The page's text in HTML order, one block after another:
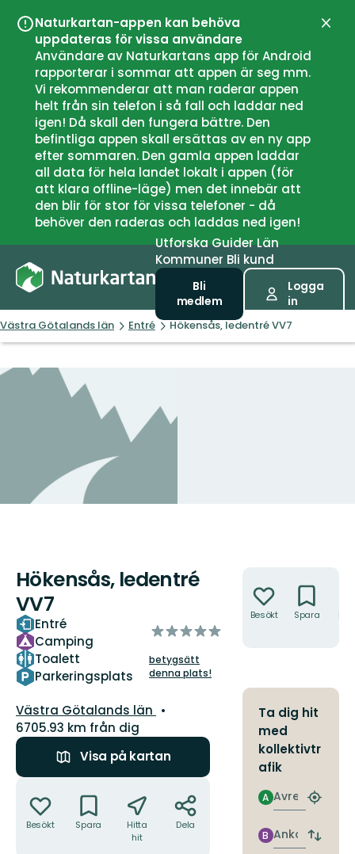
Naturkartan-appen kan behöva
uppdateras för vissa användare
Användare av Naturkartans app för Android
rapporterar i sommar att appen är seg mm.
Vi rekommenderar att man raderar appen
helt från sin telefon i så fall och laddar ned
igen! Då skall den fungera bättre. Den
befintliga appen skall ersättas av en ny app
efter sommaren. Den gamla appen laddar
all data för hela landet lokalt i appen (för
att klara offline-läge) men det innebär att
den blir för stor för vissa telefoner - då
behöver den raderas och laddas ned igen!
UtforskaGuiderLän
Kommuner Bli kund
Bli
medlem
Logga
in
Västra Götalands län Entré Hökensås, ledentré VV7
Hökensås, ledentré
VV7
Entré
Camping
Toalett
Parkeringsplats
av
stjärnor
betygsätt
denna plats!
Län:
Västra Götalands län
6705.93 km från dig
Visa på kartan
Besökt Spara
Hitta
hit
Dela
Besökt Spara
Ta dig hit
med
kollektivtr
afik
Avresa
A
Hitta
Ankomst
B
Byt